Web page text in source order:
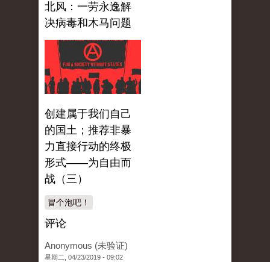
北风：一劳永逸解
决病毒和木马问题
创建属于我们自己
的国土；推荐非暴
力直接行动的终极
形式——为自由而
战（三）
冒个泡吧！
评论
Anonymous (未验证)
星期二, 04/23/2019 - 09:02